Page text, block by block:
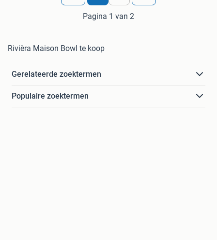
Pagina 1 van 2
Rivièra Maison Bowl te koop
Gerelateerde zoektermen
Populaire zoektermen